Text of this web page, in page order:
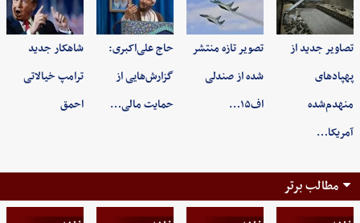
تصاویر جدید از
پهپادهای
منهدم‌شده
آمریکا…
تصویر تازه منتشر
شده از صندلی
اف۱۵…
حاج علی‌اکبری:
گزارش‌هایی از
حمایت مالی…
شاهکار جدید
ترامپ خیالاتی
احمق
مطالب برتر